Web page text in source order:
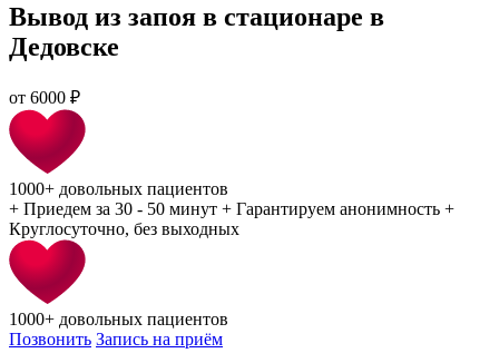
Вывод из запоя в стационаре в
Дедовске
от 6000 ₽
1000+ довольных пациентов
+ Приедем за 30 - 50 минут + Гарантируем анонимность +
Круглосуточно, без выходных
1000+ довольных пациентов
Позвонить Запись на приём